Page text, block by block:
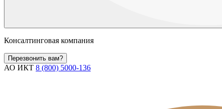
Консалтинговая компания
Перезвонить вам?
АО ИКТ 8 (800) 5000-136